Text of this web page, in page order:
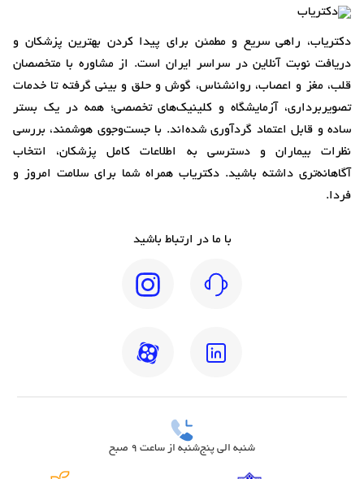
دکتریاب، راهی سریع و مطمئن برای پیدا کردن بهترین پزشکان و
دریافت نوبت آنلاین در سراسر ایران است. از مشاوره با متخصصان
قلب، مغز و اعصاب، روانشناس، گوش و حلق و بینی گرفته تا خدمات
تصویربرداری، آزمایشگاه و کلینیک‌های تخصصی؛ همه در یک بستر
ساده و قابل اعتماد گردآوری شده‌اند. با جست‌وجوی هوشمند، بررسی
نظرات بیماران و دسترسی به اطلاعات کامل پزشکان، انتخاب
آگاهانه‌تری داشته باشید. دکتریاب همراه شما برای سلامت امروز و
فردا.
با ما در ارتباط باشید
شنبه الی پنج‌شنبه از ساعت 9 صبح